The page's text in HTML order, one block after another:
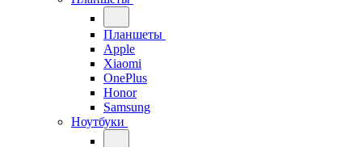
Планшеты
Apple
Xiaomi
OnePlus
Honor
Samsung
Ноутбуки